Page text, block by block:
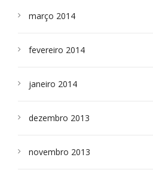
março 2014
fevereiro 2014
janeiro 2014
dezembro 2013
novembro 2013